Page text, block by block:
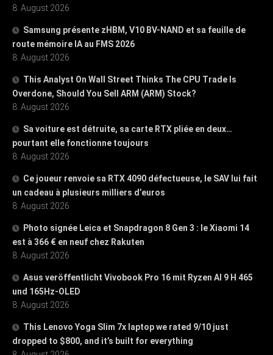
8. August 2026
Samsung présente zHBM, V10 BV-NAND et sa feuille de
route mémoire IA au FMS 2026
8. August 2026
This Analyst On Wall Street Thinks The CPU Trade Is
Overdone, Should You Sell ARM (ARM) Stock?
8. August 2026
Sa voiture est détruite, sa carte RTX pliée en deux…
pourtant elle fonctionne toujours
8. August 2026
Ce joueur renvoie sa RTX 4090 défectueuse, le SAV lui fait
un cadeau à plusieurs milliers d’euros
8. August 2026
Photo signée Leica et Snapdragon 8 Gen 3 : le Xiaomi 14
est à 366 € en neuf chez Rakuten
8. August 2026
Asus veröffentlicht Vivobook Pro 16 mit Ryzen AI 9 H 465
und 165Hz-OLED
8. August 2026
This Lenovo Yoga Slim 7x laptop we rated 9/10 just
dropped to $800, and it’s built for everything